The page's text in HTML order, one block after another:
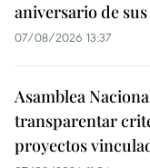
aniversario de
07/08/2026 13:37
Asamblea
transparentar
proyectos